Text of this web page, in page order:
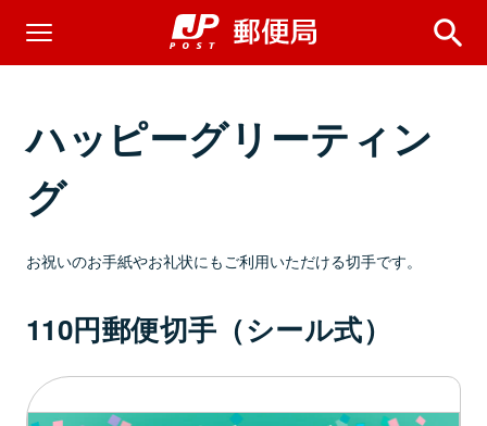
ハッピーグリーティン
グ
お祝いのお手紙やお礼状にもご利用いただける切手です。
110円郵便切手（シール式）